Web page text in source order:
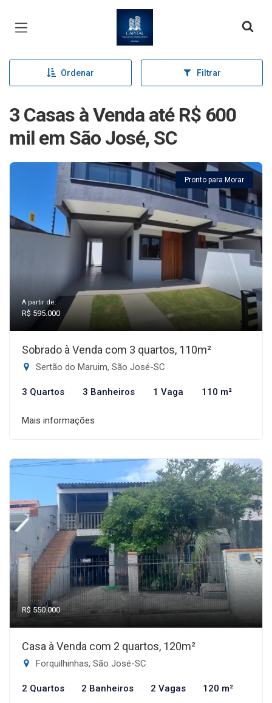
Página inicial
Ordenar Filtrar
3 Casas à Venda até R$ 600
mil em São José, SC
Pronto para Morar
A partir de:
R$ 595.000
Sobrado à Venda com 3 quartos, 110m²
Sertão do Maruim, São José-SC
3 Quartos 3 Banheiros 1 Vaga 110 m²
Mais informações
R$ 550.000
Casa à Venda com 2 quartos, 120m²
Forquilhinhas, São José-SC
2 Quartos 2 Banheiros 2 Vagas 120 m²